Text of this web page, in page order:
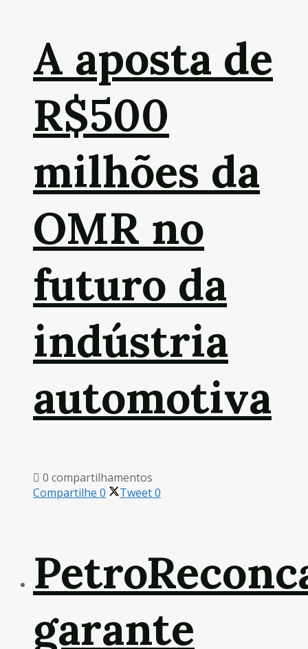
A aposta de
R$500
milhões da
OMR no
futuro da
indústria
automotiva
0 compartilhamentos
Compartilhe 0 Tweet0
garante